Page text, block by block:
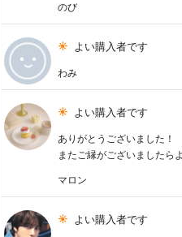
のび
よい購入者です
わみ
よい購入者です
ありがとうございました！
またご縁がございましたら
マロン
よい購入者です